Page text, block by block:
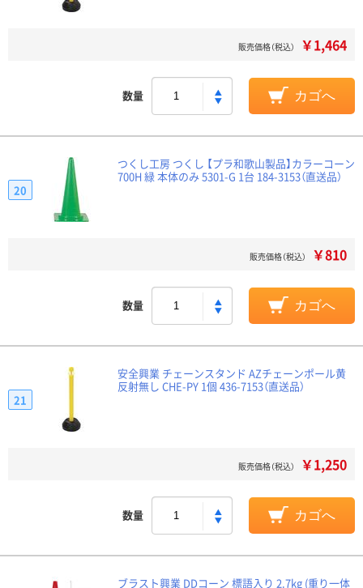
販売価格（税込） ￥1,464
数量 カゴへ
つくし工房 つくし 【プラ和歌山製品】カラーコーン
700H 緑 本体のみ 5301-G 1台 184-3153（直送品）
20
販売価格（税込） ￥810
数量 カゴへ
安全興業 チェーンスタンド AZチェーンポール黄
反射無し CHE-PY 1個 436-7153（直送品）
21
販売価格（税込） ￥1,250
数量 カゴへ
ブラスト興業 DDコーン 標語入り 2.7kg (重り一体